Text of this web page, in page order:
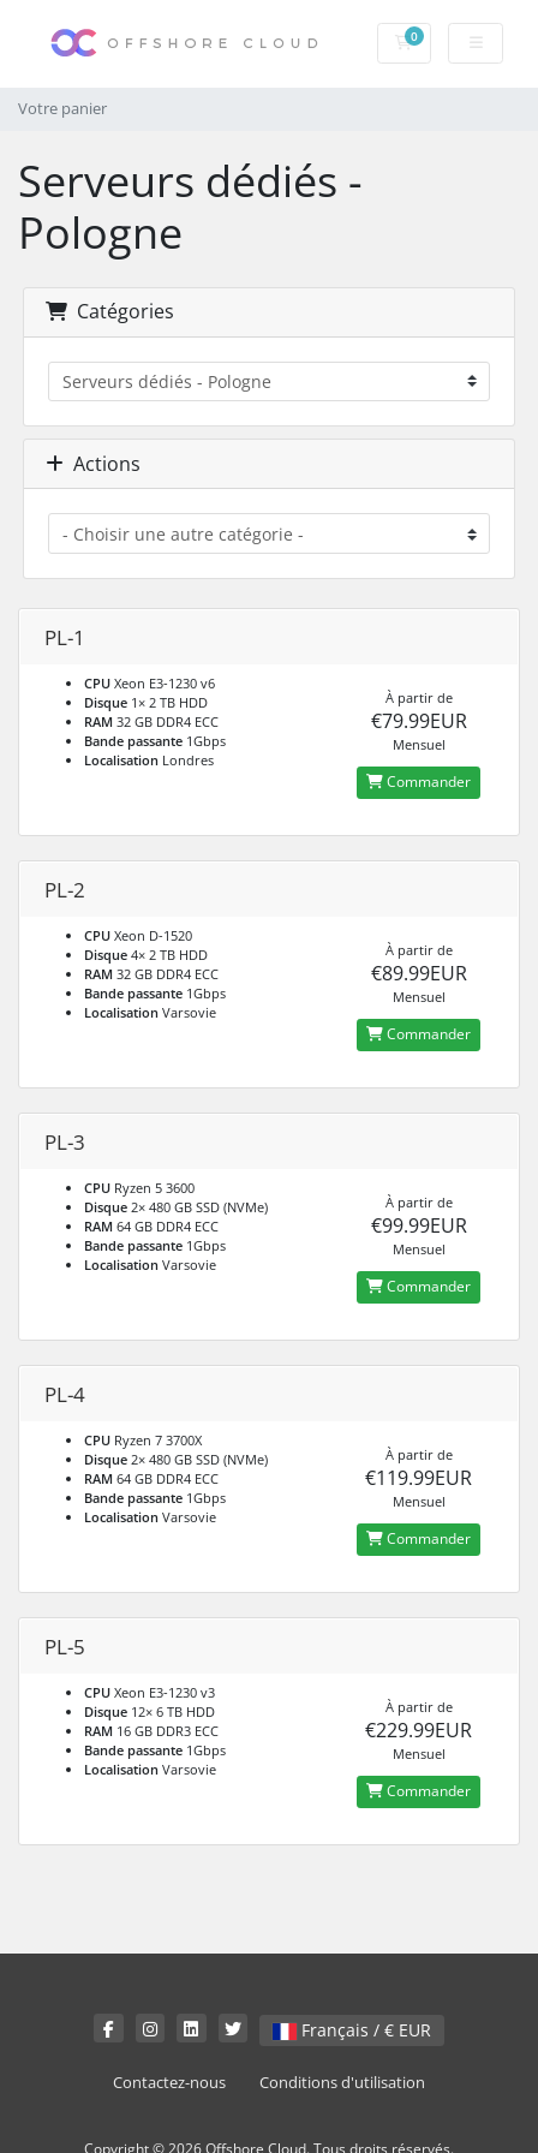
0Votre panier
Votre panier
Serveurs dédiés -
Pologne
Catégories
Actions
PL-1
CPU Xeon E3-1230 v6
Disque 1× 2 TB HDD
RAM 32 GB DDR4 ECC
Bande passante 1Gbps
Localisation Londres
À partir de
€79.99EUR
Mensuel
Commander
PL-2
CPU Xeon D-1520
Disque 4× 2 TB HDD
RAM 32 GB DDR4 ECC
Bande passante 1Gbps
Localisation Varsovie
À partir de
€89.99EUR
Mensuel
Commander
PL-3
CPU Ryzen 5 3600
Disque 2× 480 GB SSD (NVMe)
RAM 64 GB DDR4 ECC
Bande passante 1Gbps
Localisation Varsovie
À partir de
€99.99EUR
Mensuel
Commander
PL-4
CPU Ryzen 7 3700X
Disque 2× 480 GB SSD (NVMe)
RAM 64 GB DDR4 ECC
Bande passante 1Gbps
Localisation Varsovie
À partir de
€119.99EUR
Mensuel
Commander
PL-5
CPU Xeon E3-1230 v3
Disque 12× 6 TB HDD
RAM 16 GB DDR3 ECC
Bande passante 1Gbps
Localisation Varsovie
À partir de
€229.99EUR
Mensuel
Commander
Français / € EUR
Contactez-nous Conditions d'utilisation
Copyright © 2026 Offshore Cloud. Tous droits réservés.